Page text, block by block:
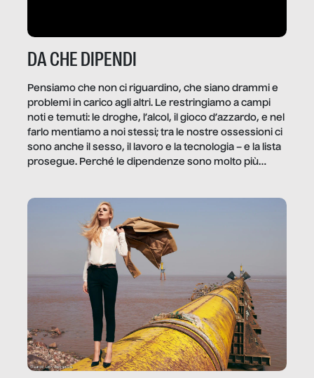
DA CHE DIPENDI
Pensiamo che non ci riguardino, che siano drammi e
problemi in carico agli altri. Le restringiamo a campi
noti e temuti: le droghe, l’alcol, il gioco d’azzardo, e nel
farlo mentiamo a noi stessi; tra le nostre ossessioni ci
sono anche il sesso, il lavoro e la tecnologia – e la lista
prosegue. Perché le dipendenze sono molto più
trae un guadagno. In questo reportage vediamo
quale e come.